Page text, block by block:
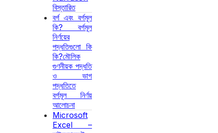
বিস্তারিত
বর্গ এবং বর্গমূল
কি? বর্গমূল
নির্ণয়ের
পদ্ধতিগুলো কি
কি?মৌলিক
গুণনীয়ক পদ্ধতি
ও ভাগ
পদ্ধতিতে
বর্গমূল নির্ণয়
আলোচনা
Microsoft
Excel –